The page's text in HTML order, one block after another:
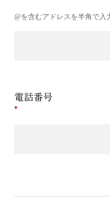
@を含むアドレスを半角で入
電話番号